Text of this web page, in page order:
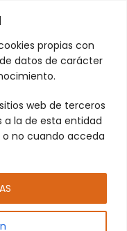
propias con
datos de carácter
web de terceros
a la de esta entidad
no cuando acceda
persianas
|